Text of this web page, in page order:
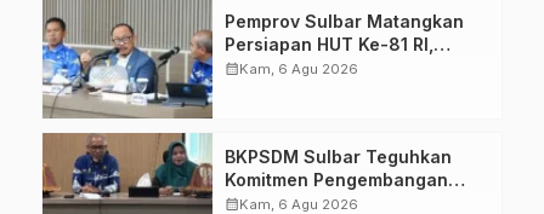
Pemprov Sulbar Matangkan
Persiapan HUT Ke-81 RI,
Puncak Upacara di Lapangan
calendar_monthKam, 6 Agu 2026
BKPSDM Sulbar Teguhkan
Komitmen Pengembangan
Kompetensi ASN melalui
calendar_monthKam, 6 Agu 2026